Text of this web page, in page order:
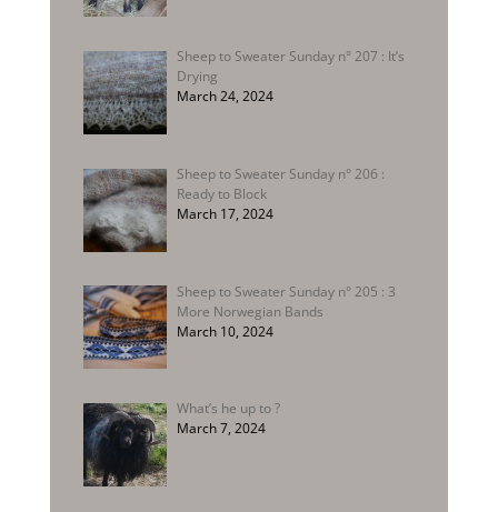
Sheep to Sweater Sunday n° 207 : It’s
Drying
March 24, 2024
Sheep to Sweater Sunday n° 206 :
Ready to Block
March 17, 2024
Sheep to Sweater Sunday n° 205 : 3
More Norwegian Bands
March 10, 2024
What’s he up to ?
March 7, 2024